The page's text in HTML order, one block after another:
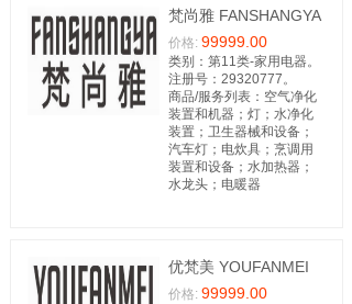
梵尚雅 FANSHANGYA
价格: 99999.00
类别：第11类-家用电器。
注册号：29320777。
商品/服务列表：空气净化
装置和机器；灯；水净化
装置；卫生器械和设备；
汽车灯；电炊具；烹调用
装置和设备；水加热器；
水龙头；电暖器
优梵美 YOUFANMEI
价格: 99999.00